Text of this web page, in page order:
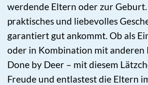
werdende Eltern oder zur Geburt.
praktisches und liebevolles
garantiert gut ankommt. Ob als
oder in Kombination mit anderen
Done by Deer – mit diesem
Freude und entlastest die Eltern